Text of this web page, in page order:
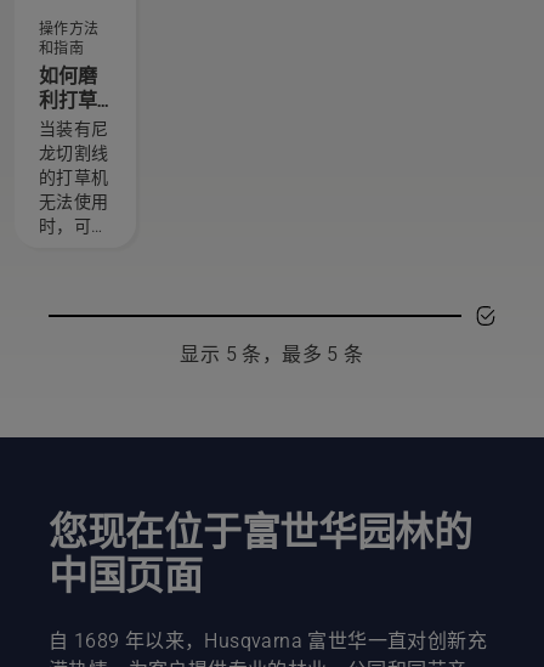
使。他们
就是我们
的 H 团
队。他们
也是我们
要求最苛
刻的用
户。
操作方法
和指南
如何磨
利打草
刀片
当装有尼
龙切割线
的打草机
无法使用
时，可使
的草。打
剪。观看
此短视
频，了解
如何磨利
草刀片。
显示 5 条，最多 5 条
您现在位于富世华园林的
中国页面
自 1689 年以来，Husqvarna 富世华一直对创新充